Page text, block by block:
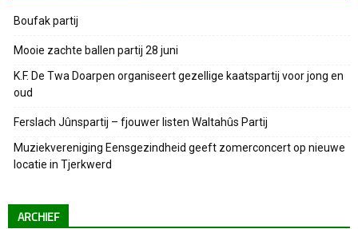
Boufak partij
Mooie zachte ballen partij 28 juni
K.F. De Twa Doarpen organiseert gezellige kaatspartij voor jong en
oud
Ferslach Jûnspartij – fjouwer listen Waltahûs Partij
Muziekvereniging Eensgezindheid geeft zomerconcert op nieuwe
locatie in Tjerkwerd
ARCHIEF